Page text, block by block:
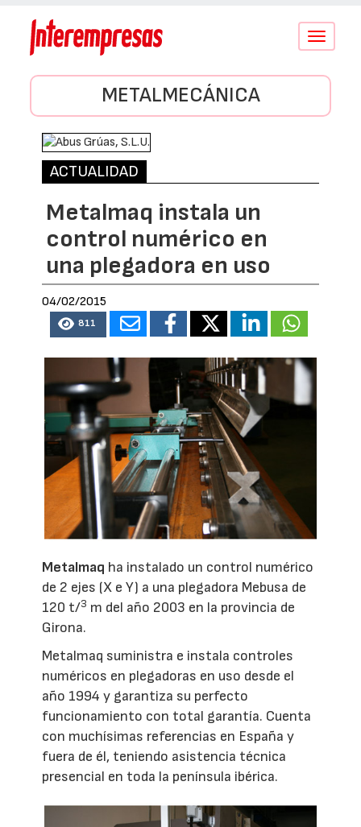
Conmutar
METALMECÁNICA
ACTUALIDAD
Metalmaq instala un
control numérico en
una plegadora en uso
04/02/2015
811
Metalmaq ha instalado un control numérico
de 2 ejes (X e Y) a una plegadora Mebusa de
120 t/3 m del año 2003 en la provincia de
Girona.
Metalmaq suministra e instala controles
numéricos en plegadoras en uso desde el
año 1994 y garantiza su perfecto
funcionamiento con total garantía. Cuenta
con muchísimas referencias en España y
fuera de él, teniendo asistencia técnica
presencial en toda la península ibérica.